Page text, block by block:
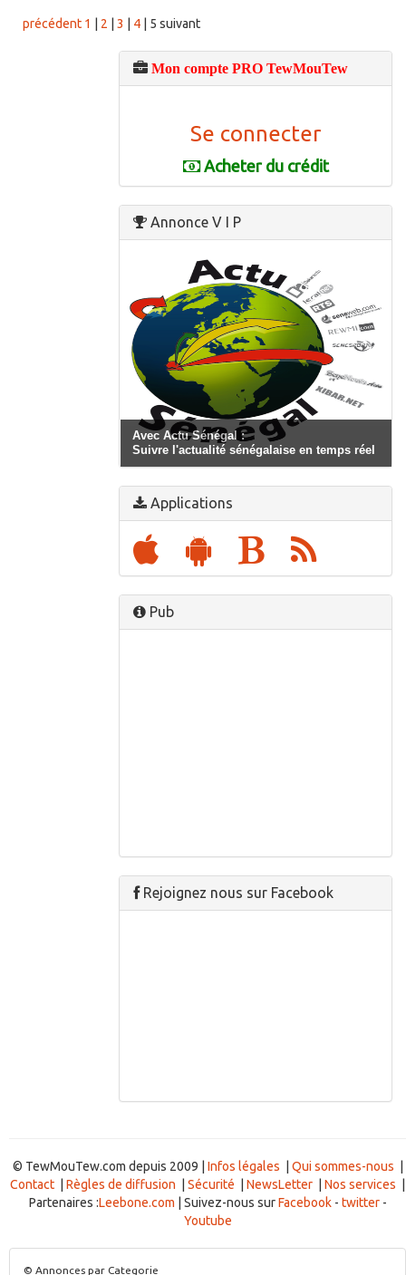
précédent 1 2 3 4 5 suivant
Mon compte PRO TewMouTew
Se connecter
Acheter du crédit
Annonce V I P
Avec Actu Sénégal :
Suivre l'actualité sénégalaise en temps réel
Applications
Pub
Rejoignez nous sur Facebook
© TewMouTew.com depuis 2009 | Infos légales Qui sommes-nous
Contact
Règles de diffusion Sécurité NewsLetter Nos services
Partenaires :Leebone.com | Suivez-nous surFacebook- twitter-
Youtube
© Annonces par Categorie